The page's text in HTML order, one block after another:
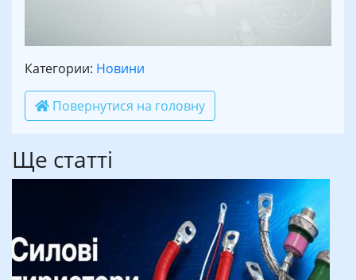
Категории: Новини
Повернутися на головну
Ще статті